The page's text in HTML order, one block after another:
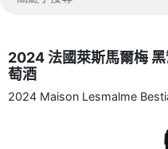
2024 法國萊斯馬爾梅
萄酒
2024 Maison Lesmalme